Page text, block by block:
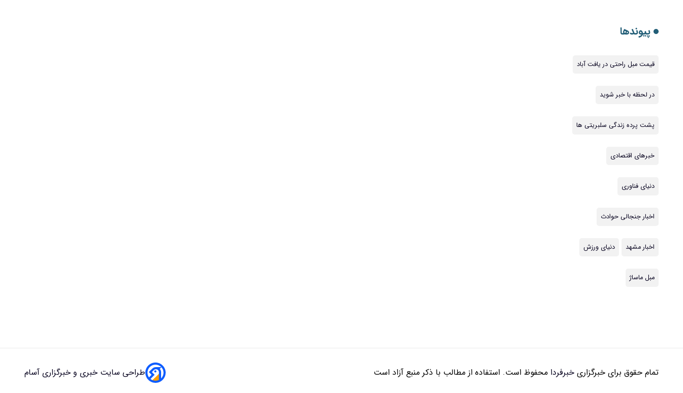
پیوندها
قیمت مبل راحتی در یافت آباد
در لحظه با خبر شوید
پشت پرده زندگی سلبریتی ها
خبرهای اقتصادی
دنیای فناوری
اخبار جنجالی حوادث
اخبار مشهد دنیای ورزش
مبل ماساژ
تمام حقوق برای خبرگزاری خبرفردا محفوظ است. استفاده از مطالب با ذکر منبع آزاد است طراحی سایت خبری و خبرگزاری آسام